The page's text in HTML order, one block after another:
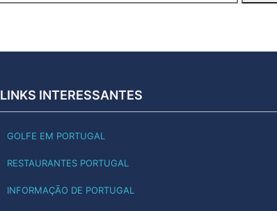
LINKS INTERESSANTES
GOLFE EM PORTUGAL
RESTAURANTES PORTUGAL
INFORMAÇÃO DE PORTUGAL